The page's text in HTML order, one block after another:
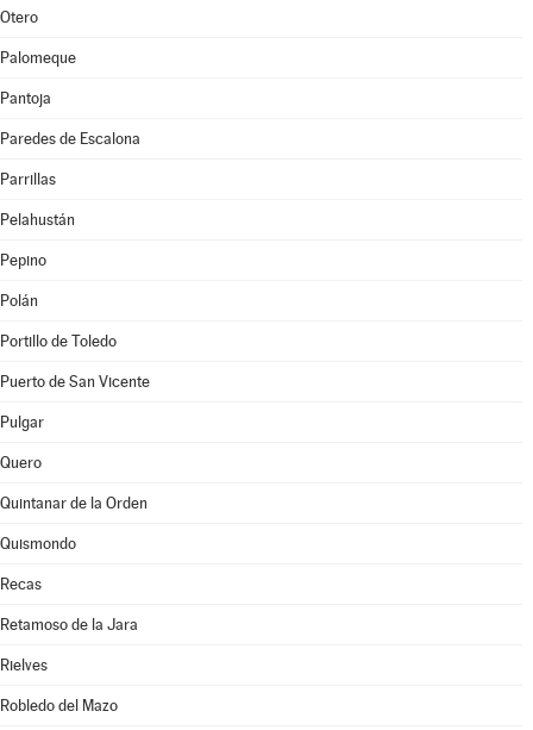
Otero
Palomeque
Pantoja
Paredes de Escalona
Parrillas
Pelahustán
Pepino
Polán
Portillo de Toledo
Puerto de San Vicente
Pulgar
Quero
Quintanar de la Orden
Quismondo
Recas
Retamoso de la Jara
Rielves
Robledo del Mazo